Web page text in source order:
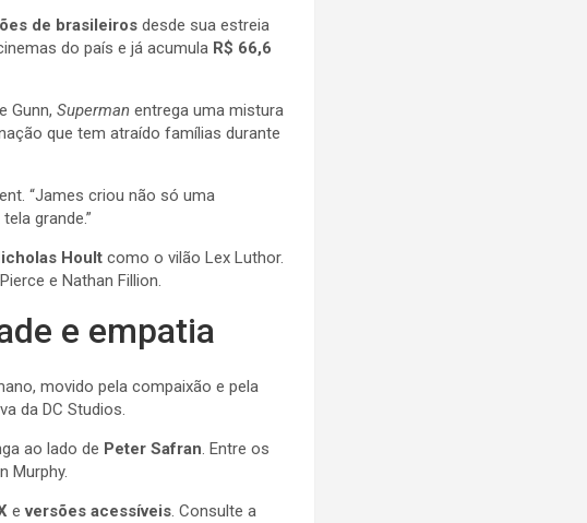
de brasileiros desde sua estreia
do país e já acumula R$ 66,6
Gunn,Superman entrega uma mistura
que tem atraído famílias durante
“James criou não só uma
grande.”
Hoult como o vilão Lex Luthor.
e Nathan Fillion.
e empatia
movido pela compaixão e pela
da DC Studios.
ao lado de Peter Safran. Entre os
Murphy.
eversões acessíveis. Consulte a